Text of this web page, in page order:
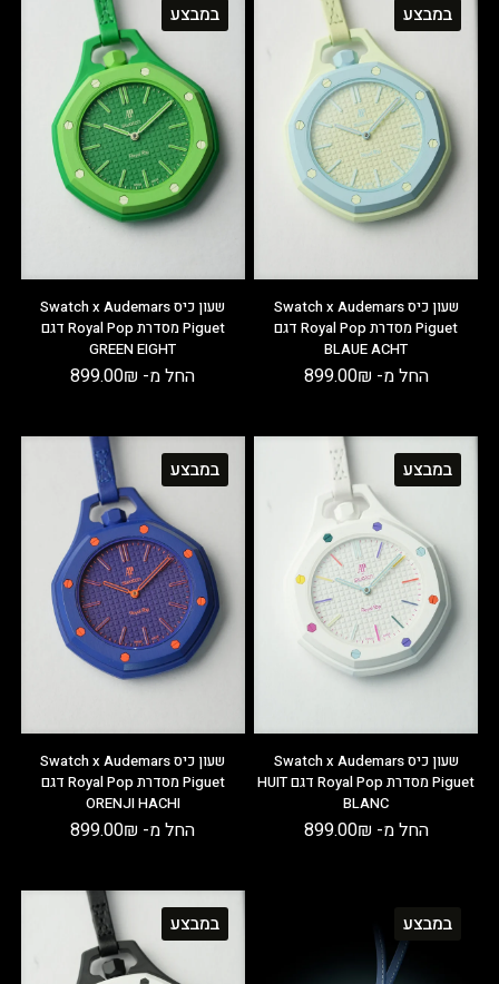
במבצע
שעון כיס Swatch x Audemars
Piguet מסדרת Royal Pop דגם
BLAUE ACHT
החל מ- 899.00₪
במבצע
שעון כיס Swatch x Audemars
Piguet מסדרת Royal Pop דגם
GREEN EIGHT
החל מ- 899.00₪
במבצע
שעון כיס Swatch x Audemars
Piguet מסדרת Royal Pop דגם HUIT
BLANC
החל מ- 899.00₪
במבצע
שעון כיס Swatch x Audemars
Piguet מסדרת Royal Pop דגם
ORENJI HACHI
החל מ- 899.00₪
במבצע במבצע